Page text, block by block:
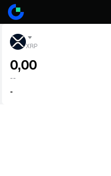
XRP
0,00
--
-